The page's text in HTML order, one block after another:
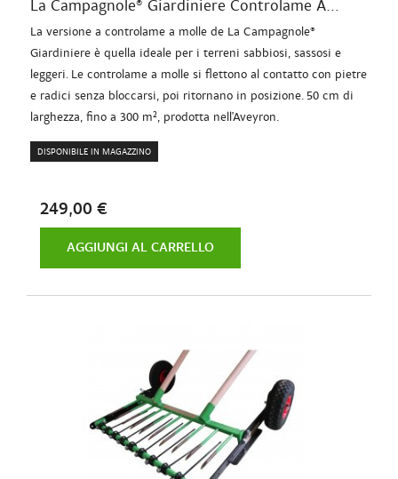
La Campagnole® Giardiniere Controlame A...
La versione a controlame a molle de La Campagnole®
Giardiniere è quella ideale per i terreni sabbiosi, sassosi e
leggeri. Le controlame a molle si flettono al contatto con pietre
e radici senza bloccarsi, poi ritornano in posizione. 50 cm di
larghezza, fino a 300 m², prodotta nell'Aveyron.
DISPONIBILE IN MAGAZZINO
249,00 €
AGGIUNGI AL CARRELLO